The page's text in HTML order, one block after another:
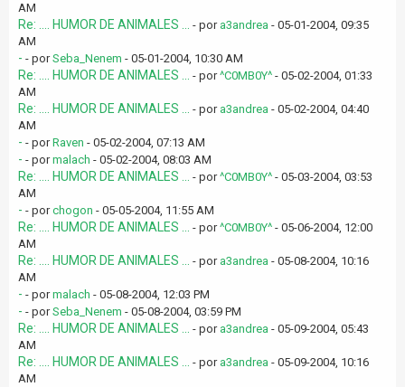
AM
Re: .... HUMOR DE ANIMALES ... - por a3andrea - 05-01-2004, 09:35
AM
- - porSeba_Nenem - 05-01-2004, 10:30 AM
Re: .... HUMOR DE ANIMALES ... - por^C0MB0Y^ - 05-02-2004, 01:33
AM
Re: .... HUMOR DE ANIMALES ... - por a3andrea - 05-02-2004, 04:40
AM
- - porRaven - 05-02-2004, 07:13 AM
- - pormalach - 05-02-2004, 08:03 AM
Re: .... HUMOR DE ANIMALES ... - por^C0MB0Y^ - 05-03-2004, 03:53
AM
- - porchogon - 05-05-2004, 11:55 AM
Re: .... HUMOR DE ANIMALES ... - por^C0MB0Y^ - 05-06-2004, 12:00
AM
Re: .... HUMOR DE ANIMALES ... - por a3andrea - 05-08-2004, 10:16
AM
- - pormalach - 05-08-2004, 12:03 PM
- - porSeba_Nenem - 05-08-2004, 03:59 PM
Re: .... HUMOR DE ANIMALES ... - por a3andrea - 05-09-2004, 05:43
AM
Re: .... HUMOR DE ANIMALES ... - por a3andrea - 05-09-2004, 10:16
AM